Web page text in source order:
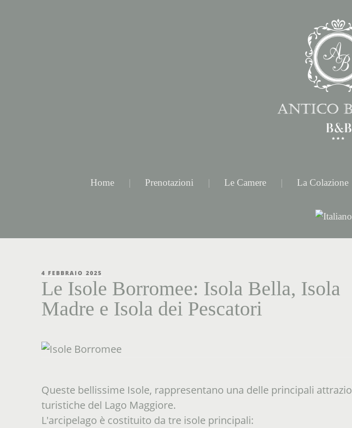
Home Prenotazioni Le Camere La Colazione
PUBBLICATO
IL
4 FEBBRAIO 2025
Le Isole Borromee: Isola Bella, Isola
Madre e Isola dei Pescatori
Queste bellissime Isole, rappresentano una delle principali
turistiche del Lago Maggiore.
L'arcipelago è costituito da tre isole principali: